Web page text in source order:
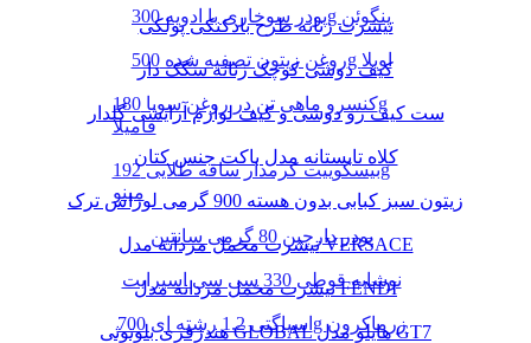
پودر سوخاری با ادویه 300g پنگوئن
روغن زیتون تصفیه شده 500g اویلا
کنسرو ماهی تن در روغن سویا 180g
فامیلا
بیسکوییت کرمدار ساقه طلایی 192g
مینو
پودر دارچین 80 گرمی سانتین
نوشابه قوطی 330 سی سی اسپرایت
اسپاگتی 1.2 رشته ای 700g زرماکرون
تیشرت زنانه طرح بادکنکی پولکی
کیف دوشی کوچک زنانه سگک دار
ست کیف رو دوشی و کیف لوازم آرایشی گلدار
کلاه تابستانه مدل باکت جنس کتان
زیتون سبز کبابی بدون هسته 900 گرمی لوراس ترک
تیشرت مخمل مردانه مدل VERSACE
تیشرت مخمل مردانه مدل FENDI
هندزفری بلوتوثی GLOBAL هایلو مدل GT7